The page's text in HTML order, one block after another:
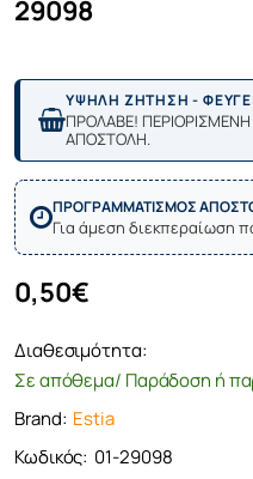
29098
ΥΨΗΛΗ ΖΗΤΗΣΗ -
ΠΡΟΛΑΒΕ!
ΑΠΟΣΤΟΛΗ.
ΠΡΟΓΡΑΜΜΑΤΙΣΜΟΣ
Για άμεση διεκπεραίωση
Διαθεσιμότητα:
Σε απόθεμα/ Παράδοση ή
Brand: Estia
Κωδικός: 01-29098
0,50€